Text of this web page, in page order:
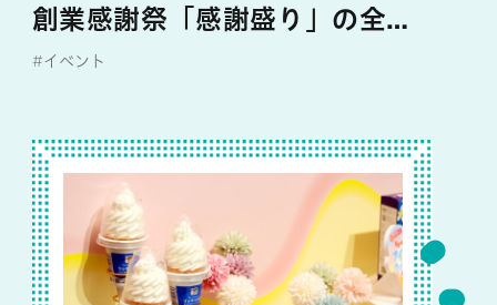
創業感謝祭「感謝盛り」の全貌
大公開
#イベント